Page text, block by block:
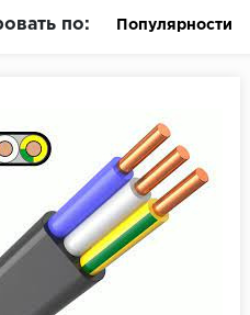
по: Популярности